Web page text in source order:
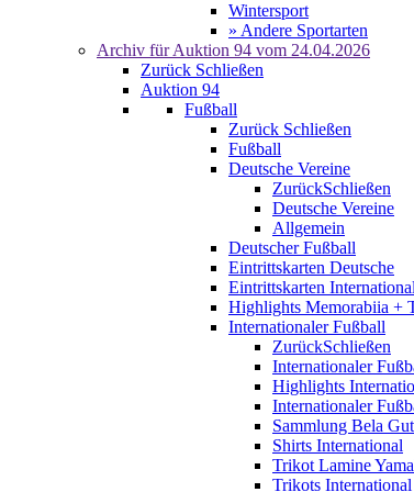
Wintersport
» Andere Sportarten
Archiv für Auktion 94 vom 24.04.2026
Zurück Schließen
Auktion 94
Fußball
Zurück Schließen
Fußball
Deutsche Vereine
ZurückSchließen
Deutsche Vereine
Allgemein
Deutscher Fußball
Eintrittskarten Deutsche
Eintrittskarten International
Highlights Memorabiia +
Internationaler Fußball
ZurückSchließen
Internationaler
Highlights
Internationaler
Sammlung Bela
Shirts International
Trikot Lamine
Trikots